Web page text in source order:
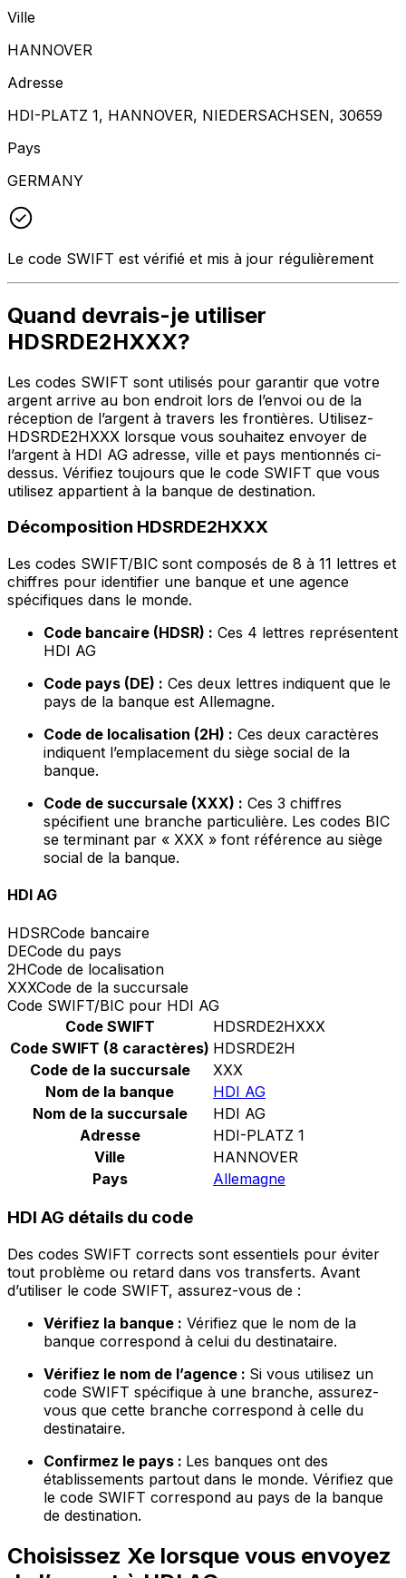
Ville
HANNOVER
Adresse
HDI-PLATZ 1, HANNOVER, NIEDERSACHSEN, 30659
Pays
GERMANY
Le code SWIFT est vérifié et mis à jour régulièrement
Quand devrais-je utiliser
HDSRDE2HXXX?
Les codes SWIFT sont utilisés pour garantir que votre
argent arrive au bon endroit lors de l’envoi ou de la
réception de l’argent à travers les frontières. Utilisez-
HDSRDE2HXXX lorsque vous souhaitez envoyer de
l’argent à HDI AG adresse, ville et pays mentionnés ci-
dessus. Vérifiez toujours que le code SWIFT que vous
utilisez appartient à la banque de destination.
Décomposition HDSRDE2HXXX
Les codes SWIFT/BIC sont composés de 8 à 11 lettres et
chiffres pour identifier une banque et une agence
spécifiques dans le monde.
Code bancaire (HDSR) : Ces 4 lettres représentent
HDI AG
Code pays (DE) : Ces deux lettres indiquent que le
pays de la banque est Allemagne.
Code de localisation (2H) : Ces deux caractères
indiquent l’emplacement du siège social de la
banque.
Code de succursale (XXX) : Ces 3 chiffres
spécifient une branche particulière. Les codes BIC
se terminant par « XXX » font référence au siège
social de la banque.
HDI AG
HDSRCode bancaire
DECode du pays
2HCode de localisation
XXXCode de la succursale
Code SWIFT/BIC pour HDI AG
Code SWIFT
HDSRDE2HXXX
Code SWIFT (8 caractères) HDSRDE2H
Code de la succursale
XXX
Nom de la banque
HDI AG
Nom de la succursale
HDI AG
Adresse
HDI-PLATZ 1
Ville
HANNOVER
Pays
Allemagne
HDI AG détails du code
Des codes SWIFT corrects sont essentiels pour éviter
tout problème ou retard dans vos transferts. Avant
d’utiliser le code SWIFT, assurez-vous de :
Vérifiez la banque : Vérifiez que le nom de la
banque correspond à celui du destinataire.
Vérifiez le nom de l’agence : Si vous utilisez un
code SWIFT spécifique à une branche, assurez-
vous que cette branche correspond à celle du
destinataire.
Confirmez le pays : Les banques ont des
établissements partout dans le monde. Vérifiez que
le code SWIFT correspond au pays de la banque
de destination.
Choisissez Xe lorsque vous envoyez